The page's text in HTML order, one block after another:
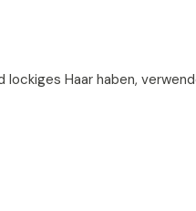
Haar haben,